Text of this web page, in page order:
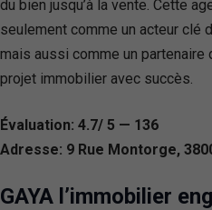
du bien jusqu’à la vente. Cette
seulement comme un acteur clé
mais aussi comme un
projet immobilier avec succès.
Évaluation: 4.7/ 5 — 136
Adresse: 9 Rue Montorge,
GAYA l’immobilier